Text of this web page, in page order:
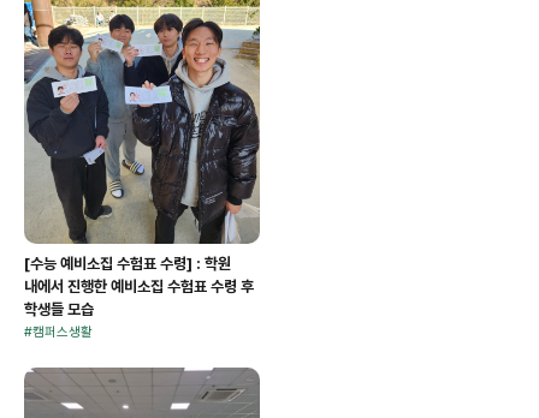
[수능 예비소집 수험표 수령] : 학원
내에서 진행한 예비소집 수험표 수령 후
학생들 모습
#캠퍼스생활